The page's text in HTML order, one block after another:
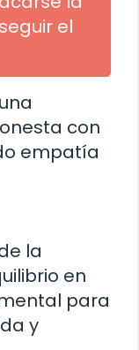
el
con
empatía
la
en
para
y